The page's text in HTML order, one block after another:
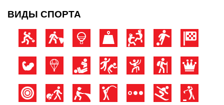
ВИДЫ СПОРТА